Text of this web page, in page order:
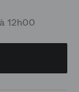
12h00